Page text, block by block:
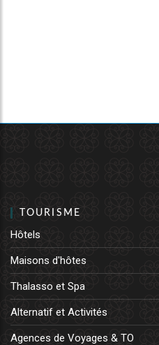
TOURISME
Hôtels
Maisons d'hôtes
Thalasso et Spa
Alternatif et Activités
Agences de Voyages & TO